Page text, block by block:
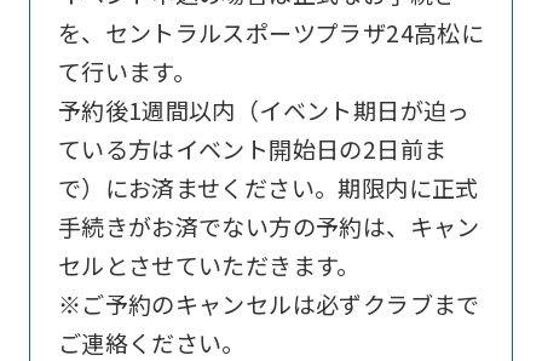
を、セントラルスポーツプラザ24高松に
て行います。
予約後1週間以内（イベント期日が迫っ
ている方はイベント開始日の2日前ま
で）にお済ませください。期限内に正式
手続きがお済でない方の予約は、キャン
セルとさせていただきます。
※ご予約のキャンセルは必ずクラブまで
ご連絡ください。